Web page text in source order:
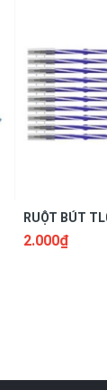
RUỘT BÚT
2.000₫